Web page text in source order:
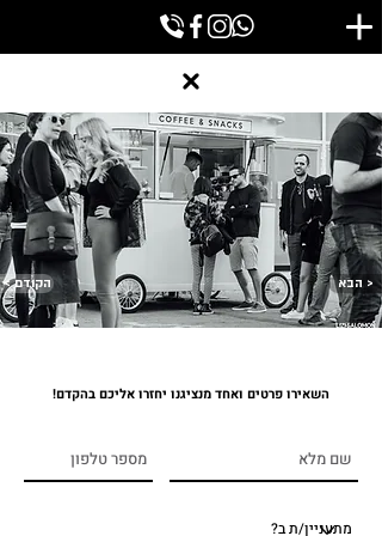
< הקודם הבא >
השאירו פרטים ואחד מנציגנו יחזרו אליכם בהקדם!